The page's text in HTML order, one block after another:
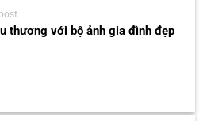
thương với bộ ảnh gia đình đẹp